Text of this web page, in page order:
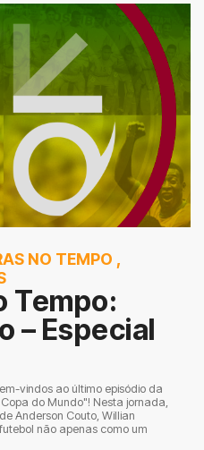
NO TEMPO ,
Tempo:
– Especial
vindos ao último episódio da
do Mundo"! Nesta jornada,
Anderson Couto, Willian
não apenas como um